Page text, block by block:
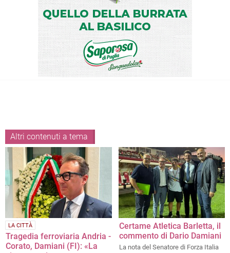
Altri contenuti a tema
LA CITTÀ
Tragedia ferroviaria Andria -
Corato, Damiani (FI): «La
Certame Atletica Barletta, il
commento di Dario Damiani
La nota del Senatore di Forza Italia